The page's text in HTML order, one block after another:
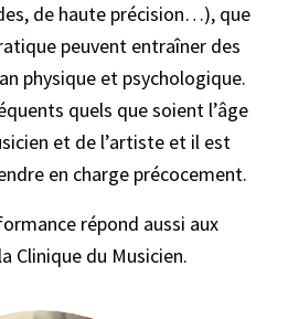
de haute précision…), que
peuvent entraîner des
physique et psychologique.
quels que soient l’âge
et de l’artiste et il est
en charge précocement.
répond aussi aux
Clinique du Musicien.